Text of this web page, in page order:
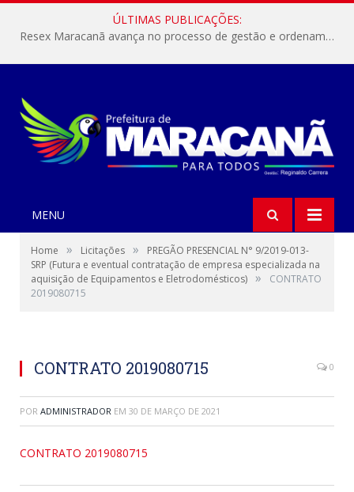
ÚLTIMAS PUBLICAÇÕES:
Resex Maracanã avança no processo de gestão e ordenamento do turismo em nossas áreas protegidas.
MENU
Home » Licitações »
PREGÃO PRESENCIAL N° 9/2019-013-
SRP (Futura e eventual contratação de empresa especializada na
aquisição de Equipamentos e Eletrodomésticos) »
CONTRATO
2019080715
CONTRATO 2019080715 0
POR ADMINISTRADOR EM 30 DE MARÇO DE 2021
CONTRATO 2019080715